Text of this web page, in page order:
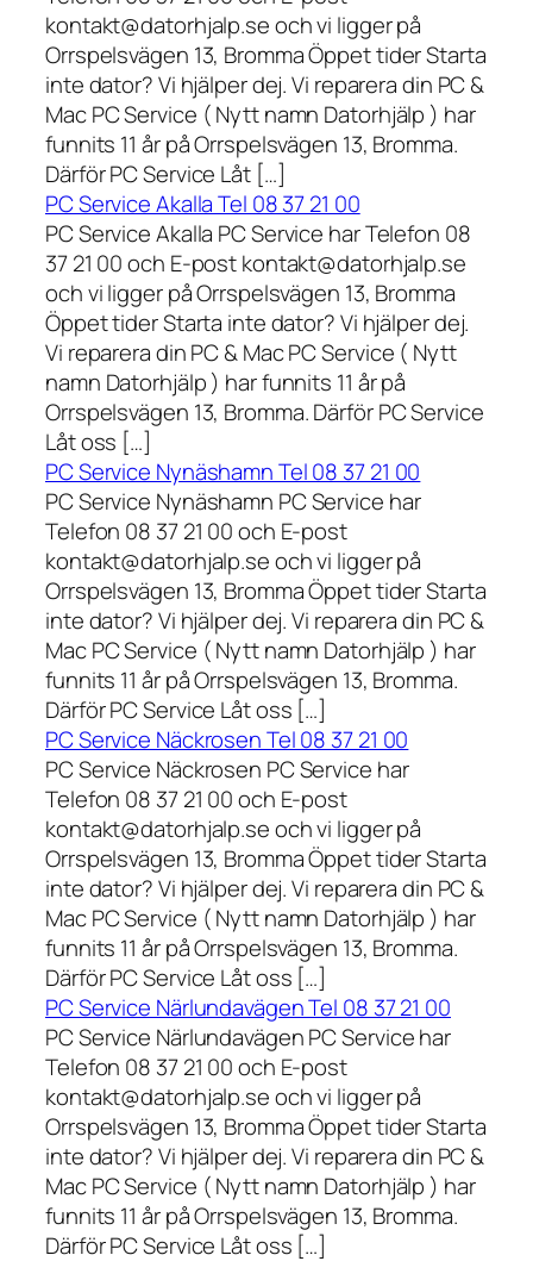
kontakt@datorhjalp.se och vi ligger på
Orrspelsvägen 13, Bromma Öppet tider Starta
inte dator? Vi hjälper dej. Vi reparera din PC &
Mac PC Service ( Nytt namn Datorhjälp ) har
funnits 11 år på Orrspelsvägen 13, Bromma.
Därför PC Service Låt […]
PC Service Akalla Tel 08 37 21 00
PC Service Akalla PC Service har Telefon 08
37 21 00 och E-post kontakt@datorhjalp.se
och vi ligger på Orrspelsvägen 13, Bromma
Öppet tider Starta inte dator? Vi hjälper dej.
Vi reparera din PC & Mac PC Service ( Nytt
namn Datorhjälp ) har funnits 11 år på
Orrspelsvägen 13, Bromma. Därför PC Service
Låt oss […]
PC Service Nynäshamn Tel 08 37 21 00
PC Service Nynäshamn PC Service har
Telefon 08 37 21 00 och E-post
kontakt@datorhjalp.se och vi ligger på
Orrspelsvägen 13, Bromma Öppet tider Starta
inte dator? Vi hjälper dej. Vi reparera din PC &
Mac PC Service ( Nytt namn Datorhjälp ) har
funnits 11 år på Orrspelsvägen 13, Bromma.
Därför PC Service Låt oss […]
PC Service Näckrosen Tel 08 37 21 00
PC Service Näckrosen PC Service har
Telefon 08 37 21 00 och E-post
kontakt@datorhjalp.se och vi ligger på
Orrspelsvägen 13, Bromma Öppet tider Starta
inte dator? Vi hjälper dej. Vi reparera din PC &
Mac PC Service ( Nytt namn Datorhjälp ) har
funnits 11 år på Orrspelsvägen 13, Bromma.
Därför PC Service Låt oss […]
PC Service Närlundavägen Tel 08 37 21 00
PC Service Närlundavägen PC Service har
Telefon 08 37 21 00 och E-post
kontakt@datorhjalp.se och vi ligger på
Orrspelsvägen 13, Bromma Öppet tider Starta
inte dator? Vi hjälper dej. Vi reparera din PC &
Mac PC Service ( Nytt namn Datorhjälp ) har
funnits 11 år på Orrspelsvägen 13, Bromma.
Därför PC Service Låt oss […]